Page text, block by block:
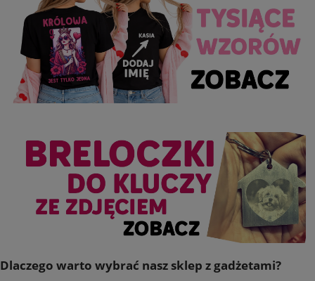
Dlaczego warto wybrać nasz sklep z gadżetami?